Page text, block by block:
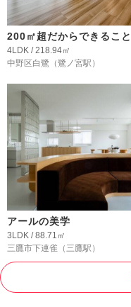
200㎡超だからできること
4LDK / 218.94㎡
中野区白鷺 （鷺ノ宮駅）
アールの美学
3LDK / 88.71㎡
三鷹市下連雀 （三鷹駅）